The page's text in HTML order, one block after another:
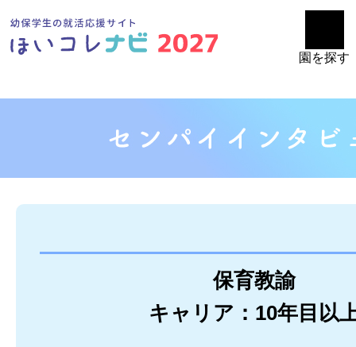
園を探す
保育教諭
キャリア：10年目以